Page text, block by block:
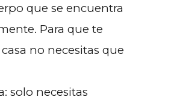
que se encuentra
Para que te
no necesitas que
solo necesitas